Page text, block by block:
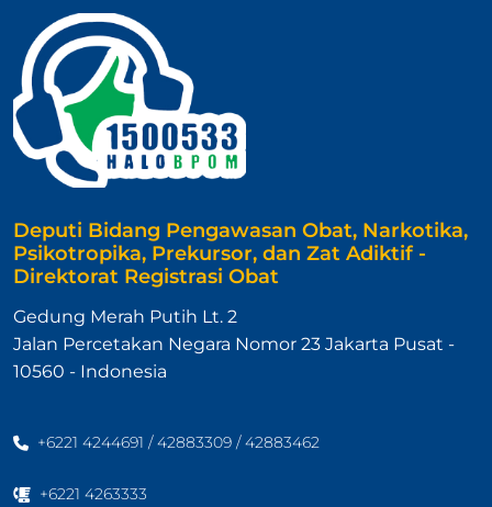
Deputi Bidang Pengawasan Obat, Narkotika,
Psikotropika, Prekursor, dan Zat Adiktif -
Direktorat Registrasi Obat
Gedung Merah Putih Lt. 2
Jalan Percetakan Negara Nomor 23 Jakarta Pusat -
10560 - Indonesia
+6221 4244691 / 42883309 / 42883462
+6221 4263333